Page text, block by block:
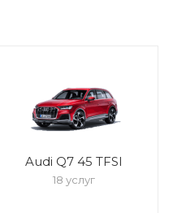
Audi Q7 45 TFSI
18 услуг